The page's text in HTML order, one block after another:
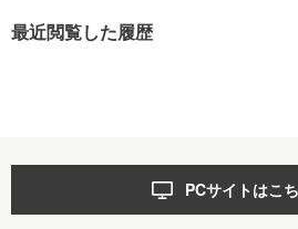
最近閲覧した履歴
PCサイトはこ